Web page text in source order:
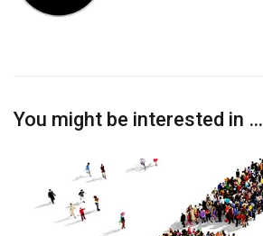
You might be interested in …